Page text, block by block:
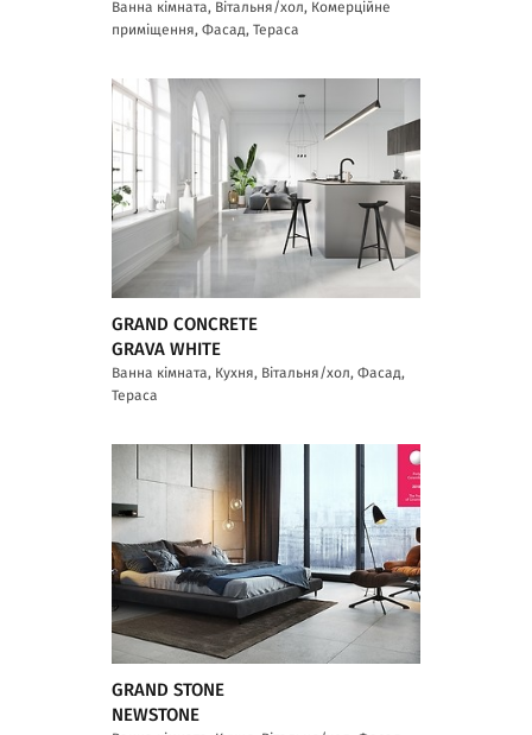
Ванна кімната, Вітальня/хол, Комерційне
приміщення, Фасад, Тераса
GRAND CONCRETE
GRAVA WHITE
Ванна кімната, Кухня, Вітальня/хол, Фасад,
Тераса
GRAND STONE
NEWSTONE